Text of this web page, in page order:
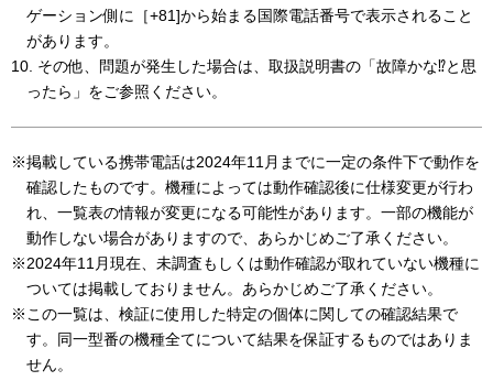
ゲーション側に［+81]から始まる国際電話番号で表示されること
があります。
10. その他、問題が発生した場合は、取扱説明書の「故障かな⁉と思
ったら」をご参照ください。
※掲載している携帯電話は2024年11月までに一定の条件下で動作を
確認したものです。機種によっては動作確認後に仕様変更が行わ
れ、一覧表の情報が変更になる可能性があります。一部の機能が
動作しない場合がありますので、あらかじめご了承ください。
※2024年11月現在、未調査もしくは動作確認が取れていない機種に
ついては掲載しておりません。あらかじめご了承ください。
※この一覧は、検証に使用した特定の個体に関しての確認結果で
す。同一型番の機種全てについて結果を保証するものではありま
せん。